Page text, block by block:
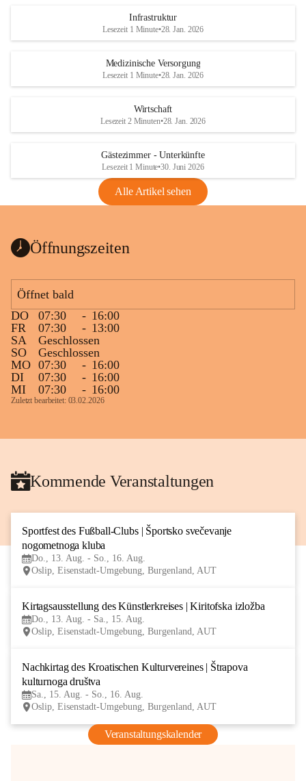
Infrastruktur
Lesezeit 1 Minute•28. Jan. 2026
Medizinische Versorgung
Lesezeit 1 Minute•28. Jan. 2026
Wirtschaft
Lesezeit 2 Minuten•28. Jan. 2026
Gästezimmer - Unterkünfte
Lesezeit 1 Minute•30. Juni 2026
Alle Artikel sehen
Öffnungszeiten
Öffnet bald
DO
07:30 - 16:00
FR
07:30 - 13:00
SA
Geschlossen
SO
Geschlossen
MO 07:30 - 16:00
DI
07:30 - 16:00
MI
07:30 - 16:00
Zuletzt bearbeitet: 03.02.2026
Kommende Veranstaltungen
Sportfest des Fußball-Clubs | Športsko svečevanje
nogometnoga kluba
Do., 13. Aug. - So., 16. Aug.
Oslip, Eisenstadt-Umgebung, Burgenland, AUT
Kirtagsausstellung des Künstlerkreises | Kiritofska izložba
Do., 13. Aug. - Sa., 15. Aug.
Oslip, Eisenstadt-Umgebung, Burgenland, AUT
Nachkirtag des Kroatischen Kulturvereines | Štrapova
kulturnoga društva
Sa., 15. Aug. - So., 16. Aug.
Oslip, Eisenstadt-Umgebung, Burgenland, AUT
Veranstaltungskalender